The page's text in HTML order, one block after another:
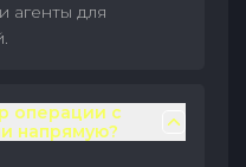
агенты для
операции с
напрямую?